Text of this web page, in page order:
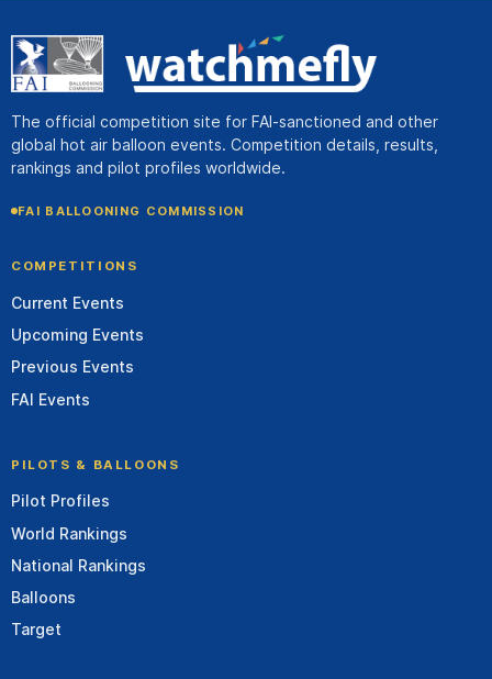
The official competition site for FAI-sanctioned and other
global hot air balloon events. Competition details, results,
rankings and pilot profiles worldwide.
FAI BALLOONING COMMISSION
COMPETITIONS
Current Events
Upcoming Events
Previous Events
FAI Events
PILOTS & BALLOONS
Pilot Profiles
World Rankings
National Rankings
Balloons
Target